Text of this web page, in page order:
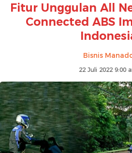
Fitur Unggulan All
Connected ABS
Bisnis
22 Juli 2022 9:00